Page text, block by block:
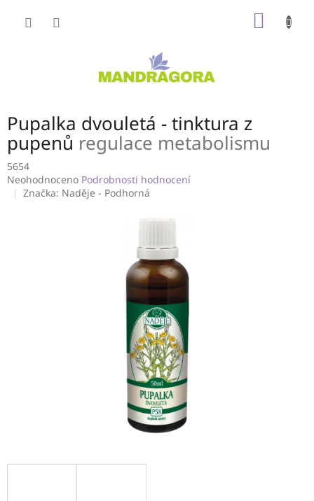
Pupalka dvouletá - tinktura z
pupenů regulace metabolismu
5654
Průměrné
hodnocení
Neohodnoceno Podrobnosti hodnocení
Značka: Naděje - Podhorná